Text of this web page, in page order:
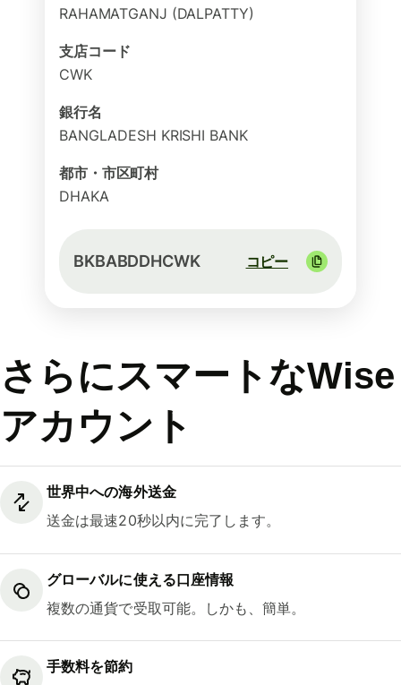
RAHAMATGANJ (DALPATTY)
支店コード
CWK
銀行名
BANGLADESH KRISHI BANK
都市・市区町村
DHAKA
BKBABDDHCWK コピー
さらにスマートなWise
アカウント
世界中への海外送金
送金は最速20秒以内に完了します。
グローバルに使える口座情報
複数の通貨で受取可能。しかも、簡単。
手数料を節約